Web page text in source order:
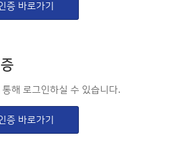
증 바로가기
해 로그인하실 수 있습니다.
증 바로가기